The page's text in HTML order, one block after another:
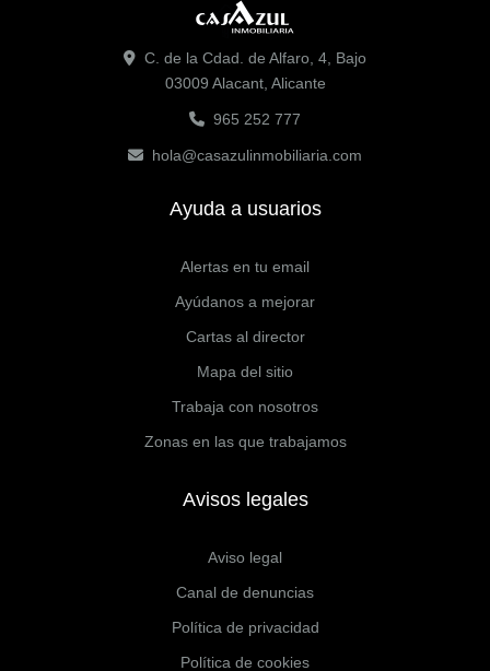
C. de la Cdad. de Alfaro, 4, Bajo
03009 Alacant, Alicante
965 252 777
hola@casazulinmobiliaria.com
Ayuda a usuarios
Alertas en tu email
Ayúdanos a mejorar
Cartas al director
Mapa del sitio
Trabaja con nosotros
Zonas en las que trabajamos
Avisos legales
Aviso legal
Canal de denuncias
Política de privacidad
Política de cookies